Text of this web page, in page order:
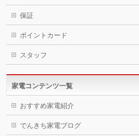
保証
ポイントカード
スタッフ
家電コンテンツ一覧
おすすめ家電紹介
でんきち家電ブログ